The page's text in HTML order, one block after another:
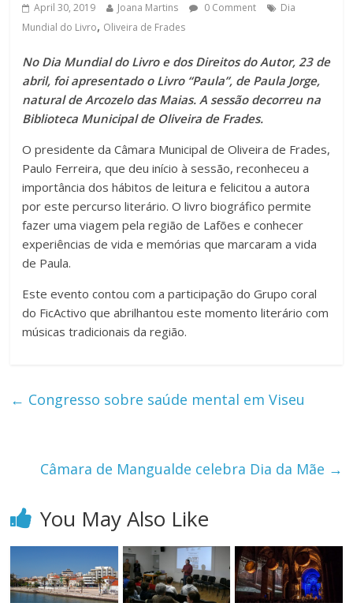
April 30, 2019 Joana Martins 0 Comment
Dia
Mundial do Livro, Oliveira de Frades
No Dia Mundial do Livro e dos Direitos do Autor, 23 de
abril, foi apresentado o Livro “Paula”, de Paula Jorge,
natural de Arcozelo das Maias. A sessão decorreu na
Biblioteca Municipal de Oliveira de Frades.
O presidente da Câmara Municipal de Oliveira de Frades,
Paulo Ferreira, que deu início à sessão, reconheceu a
importância dos hábitos de leitura e felicitou a autora
por este percurso literário. O livro biográfico permite
fazer uma viagem pela região de Lafões e conhecer
experiências de vida e memórias que marcaram a vida
de Paula.
Este evento contou com a participação do Grupo coral
do FicActivo que abrilhantou este momento literário com
músicas tradicionais da região.
← Congresso sobre saúde mental em Viseu
Câmara de Mangualde celebra Dia da Mãe →
You May Also Like